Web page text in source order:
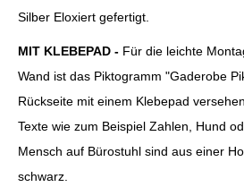
Silber Eloxiert gefertigt.
MIT KLEBEPAD - Für die leichte
Wand ist das Piktogramm "Gaderobe
Rückseite mit einem Klebepad
Texte wie zum Beispiel Zahlen, Hund
Mensch auf Bürostuhl sind aus einer
schwarz.